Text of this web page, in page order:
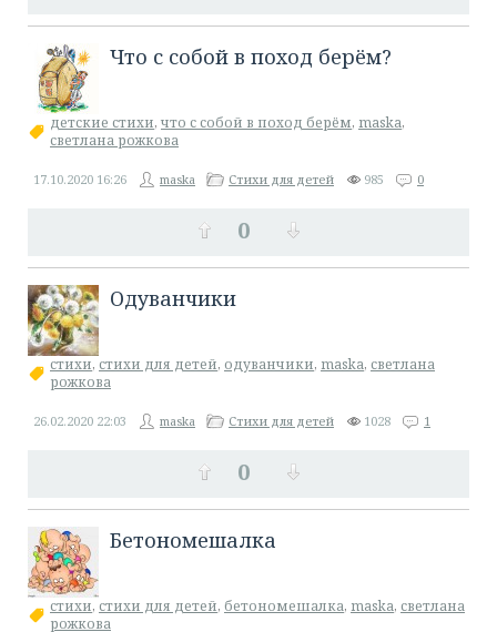
​Что с собой в поход берём?
детские стихи, что с собой в поход берём, maska,
светлана рожкова
0
17.10.2020 16:26 maska Стихи для детей 985 0
Одуванчики
стихи, стихи для детей, одуванчики, maska, светлана
рожкова
0
26.02.2020 22:03 maska Стихи для детей 1028 1
Бетономешалка
стихи, стихи для детей, бетономешалка, maska, светлана
рожкова